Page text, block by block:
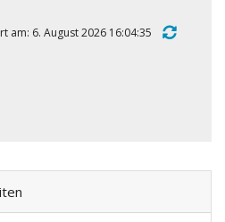
am: 6. August 2026 16:04:35